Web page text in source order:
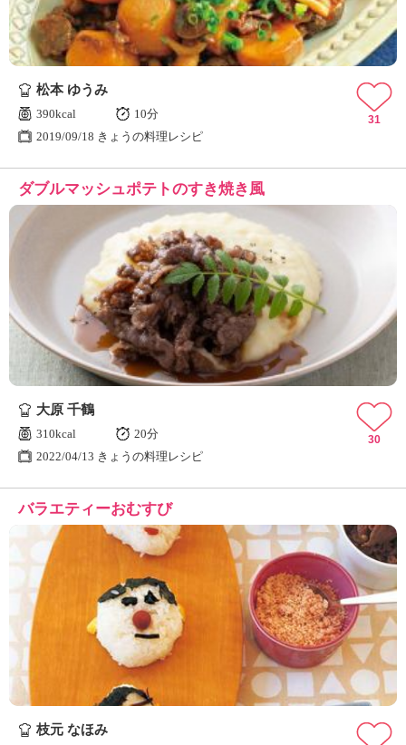
松本 ゆうみ
390kcal
10分
2019/09/18 きょうの料理レシピ
31
ダブルマッシュポテトのすき焼き風
大原 千鶴
310kcal
20分
2022/04/13 きょうの料理レシピ
30
バラエティーおむすび
枝元 なほみ